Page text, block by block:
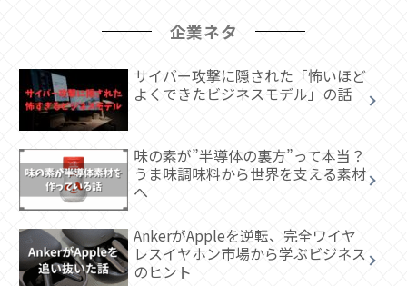
企業ネタ
サイバー攻撃に隠された「怖いほど
よくできたビジネスモデル」の話
味の素が”半導体の裏方”って本当？
うま味調味料から世界を支える素材
へ
AnkerがAppleを逆転、完全ワイヤ
レスイヤホン市場から学ぶビジネス
のヒント